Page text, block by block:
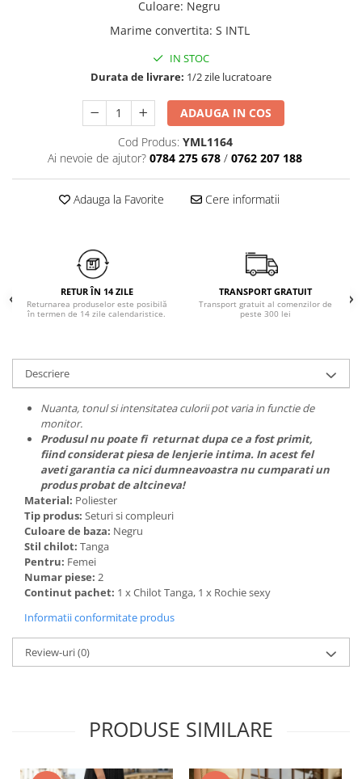
Seturi și Compleuri
Culoare: Negru
Marime convertita: S INTL
IN STOC
Durata de livrare: 1/2 zile lucratoare
ADAUGA IN COS
Cod Produs: YML1164
Ai nevoie de ajutor? 0784 275 678 / 0762 207 188
Adauga la Favorite Cere informatii
RETUR ÎN 14 ZILE
Returnarea produselor este posibilă
în termen de 14 zile calendaristice.
TRANSPORT GRATUIT
Transport gratuit al comenzilor de
peste 300 lei
Descriere
Nuanta, tonul si intensitatea culorii pot varia in functie de
monitor.
Produsul nu poate fi returnat dupa ce a fost primit,
fiind considerat piesa de lenjerie intima. In acest fel
aveti garantia ca nici dumneavoastra nu cumparati un
produs probat de altcineva!
Material: Poliester
Tip produs: Seturi si compleuri
Culoare de baza: Negru
Stil chilot: Tanga
Pentru: Femei
Numar piese: 2
Continut pachet: 1 x Chilot Tanga, 1 x Rochie sexy
Informatii conformitate produs
Review-uri(0)
PRODUSE SIMILARE